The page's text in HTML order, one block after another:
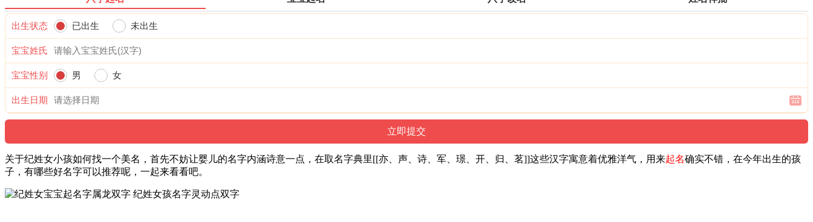
出生状态 已出生 未出生
宝宝姓氏
宝宝性别 男 女
出生日期
关于纪姓女小孩如何找一个美名，首先不妨让婴儿的名字内涵诗意一点，在取名字典里[[亦、声、诗、军、璟、开、归、茗]]这些汉字寓意着优雅洋气，用来起名确实不错，在今年出生的孩
子，有哪些好名字可以推荐呢，一起来看看吧。